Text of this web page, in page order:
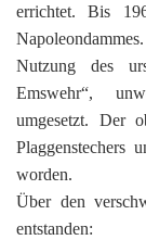
errichtet. Bis
Nutzung des
Emswehr“,
umgesetzt. Der
Plaggenstechers
worden.
Über den
entstanden: